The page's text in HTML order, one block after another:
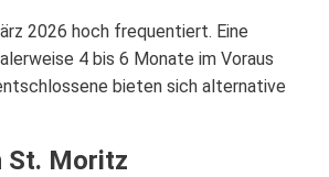
2026 hoch frequentiert. Eine
4 bis 6 Monate im Voraus
bieten sich alternative
St. Moritz